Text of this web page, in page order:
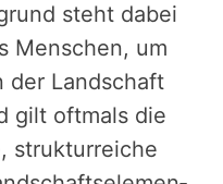
steht dabei
Menschen, um
der Landschaft
gilt oftmals die
struk­tur­rei­che